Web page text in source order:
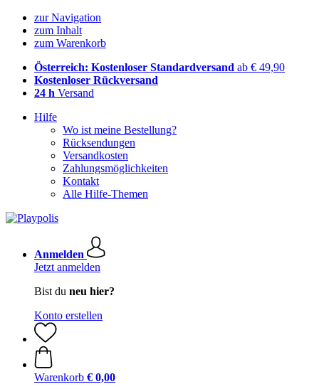
zur Navigation
zum Inhalt
zum Warenkorb
Österreich: Kostenloser Standardversand ab € 49,90
Kostenloser Rückversand
24 h Versand
Hilfe
Wo ist meine Bestellung?
Rücksendungen
Versandkosten
Zahlungsmöglichkeiten
Kontakt
Alle Hilfe-Themen
Anmelden
Jetzt anmelden
Bist du neu hier?
Konto erstellen
Warenkorb € 0,00